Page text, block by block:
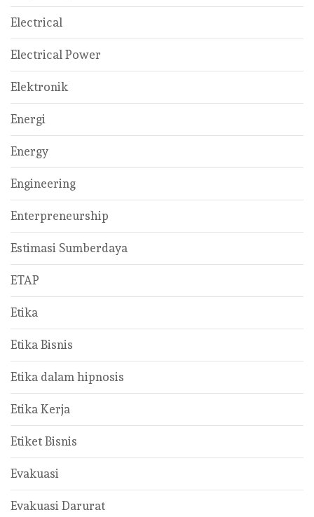
Electrical
Electrical Power
Elektronik
Energi
Energy
Engineering
Enterpreneurship
Estimasi Sumberdaya
ETAP
Etika
Etika Bisnis
Etika dalam hipnosis
Etika Kerja
Etiket Bisnis
Evakuasi
Evakuasi Darurat